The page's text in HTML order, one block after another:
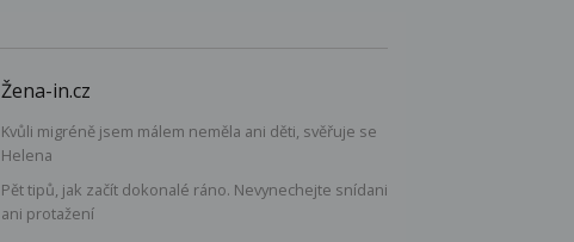
Žena-in.cz
Kvůli migréně jsem málem neměla ani děti, svěřuje se
Helena
Pět tipů, jak začít dokonalé ráno. Nevynechejte snídani
ani protažení